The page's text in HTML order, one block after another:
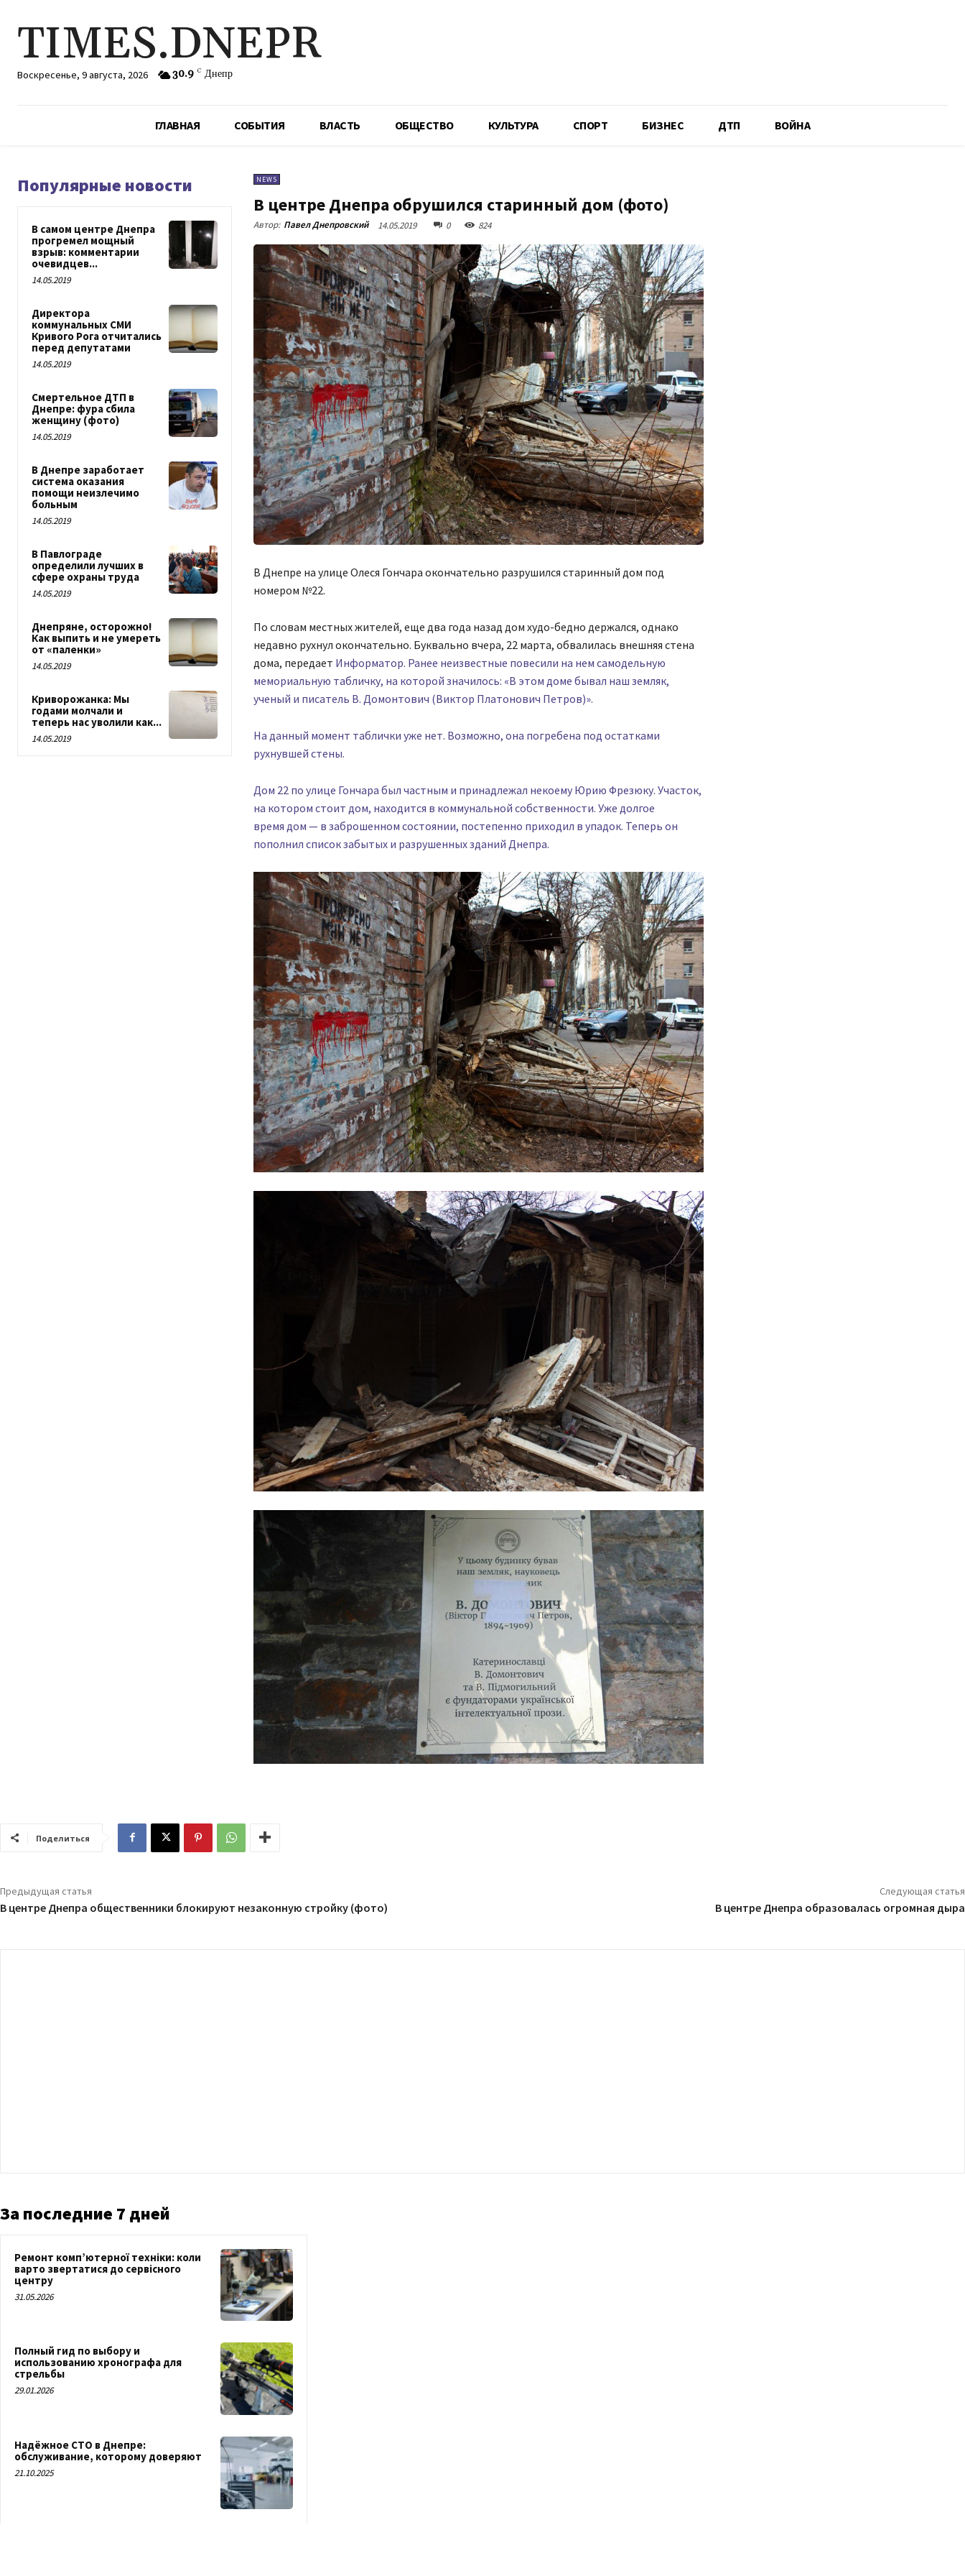
TIMES.DNEPR
Воскресенье, 9 августа, 2026 30.9 C Днепр
ГЛАВНАЯ СОБЫТИЯ ВЛАСТЬ ОБЩЕСТВО КУЛЬТУРА СПОРТ БИЗНЕС ДТП ВОЙНА
Популярные новости
В самом центре Днепра
прогремел мощный
взрыв: комментарии
очевидцев...
14.05.2019
Директора
коммунальных СМИ
Кривого Рога отчитались
перед депутатами
14.05.2019
Смертельное ДТП в
Днепре: фура сбила
женщину (фото)
14.05.2019
В Днепре заработает
система оказания
помощи неизлечимо
больным
14.05.2019
В Павлограде
определили лучших в
сфере охраны труда
14.05.2019
Днепряне, осторожно!
Как выпить и не умереть
от «паленки»
14.05.2019
Криворожанка: Мы
годами молчали и
теперь нас уволили как...
14.05.2019
NEWS
В центре Днепра обрушился старинный дом (фото)
Автор: Павел Днепровский 14.05.2019 0 824
В Днепре на улице Олеся Гончара окончательно разрушился старинный дом под
номером №22.
По словам местных жителей, еще два года назад дом худо-бедно держался, однако
недавно рухнул окончательно. Буквально вчера, 22 марта, обвалилась внешняя стена
дома, передает Информатор. Ранее неизвестные повесили на нем самодельную
мемориальную табличку, на которой значилось: «В этом доме бывал наш земляк,
ученый и писатель В. Домонтович (Виктор Платонович Петров)».
На данный момент таблички уже нет. Возможно, она погребена под остатками
рухнувшей стены.
Дом 22 по улице Гончара был частным и принадлежал некоему Юрию Фрезюку. Участок,
на котором стоит дом, находится в коммунальной собственности. Уже долгое
время дом — в заброшенном состоянии, постепенно приходил в упадок. Теперь он
пополнил список забытых и разрушенных зданий Днепра.
Поделиться
Предыдущая статья
В центре Днепра общественники блокируют незаконную стройку (фото)
Следующая статья
В центре Днепра образовалась огромная дыра
За последние 7 дней
Ремонт комп’ютерної техніки: коли
варто звертатися до сервісного
центру
31.05.2026
Полный гид по выбору и
использованию хронографа для
стрельбы
29.01.2026
Надёжное СТО в Днепре:
обслуживание, которому доверяют
21.10.2025